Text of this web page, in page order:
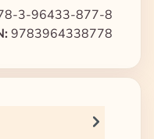
3-96433-877-8
9783964338778